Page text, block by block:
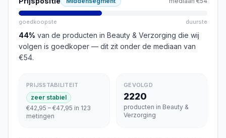
goedkoopste duurste
44% van de producten in Beauty & Verzorging die wij
volgen is goedkoper — dit zit onder de mediaan van
€54.
PRIJSSTABILITEIT
zeer stabiel
€42,95 – €47,95 in 123
metingen
GEVOLGD
2220
producten in Beauty &
Verzorging